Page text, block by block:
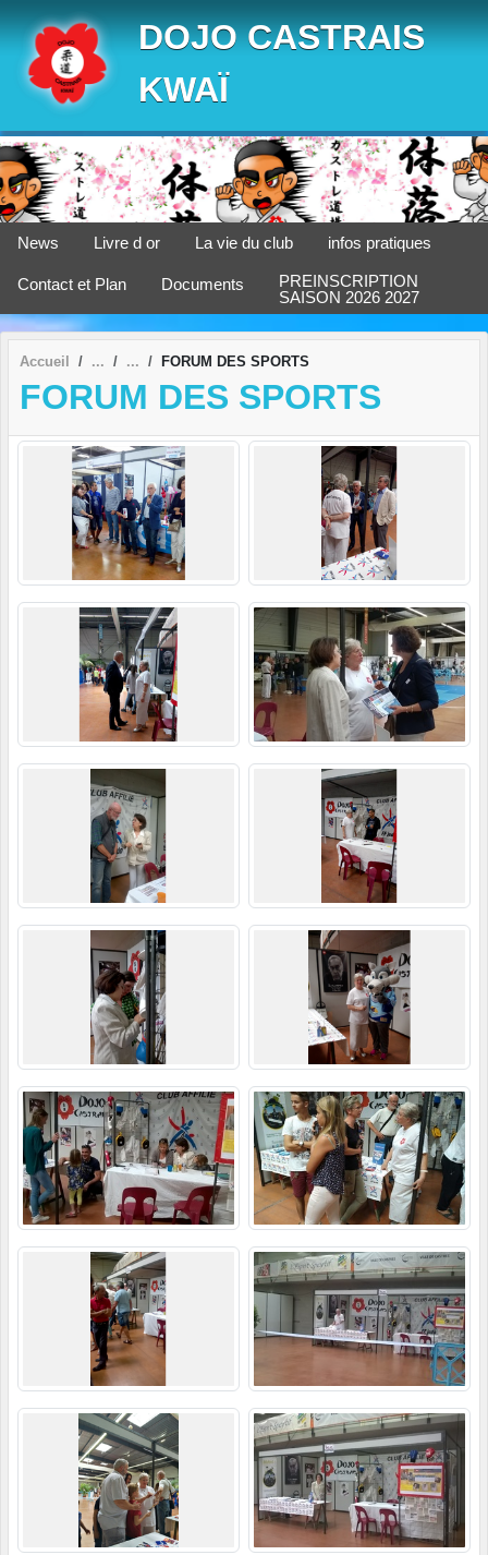
DOJO CASTRAIS
KWAÏ
News Livre d or La vie du club infos pratiques
Contact et Plan Documents
PREINSCRIPTION
SAISON 2026 2027
Accueil FORUM DES SPORTS
FORUM DES SPORTS
Panneau de gestion des cookies